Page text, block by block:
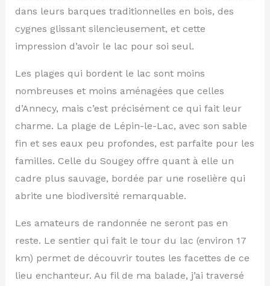
dans leurs barques traditionnelles en bois, des
cygnes glissant silencieusement, et cette
impression d’avoir le lac pour soi seul.
Les plages qui bordent le lac sont moins
nombreuses et moins aménagées que celles
d’Annecy, mais c’est précisément ce qui fait leur
charme. La plage de Lépin-le-Lac, avec son sable
fin et ses eaux peu profondes, est parfaite pour les
familles. Celle du Sougey offre quant à elle un
cadre plus sauvage, bordée par une roselière qui
abrite une biodiversité remarquable.
Les amateurs de randonnée ne seront pas en
reste. Le sentier qui fait le tour du lac (environ 17
km) permet de découvrir toutes les facettes de ce
lieu enchanteur. Au fil de ma balade, j’ai traversé